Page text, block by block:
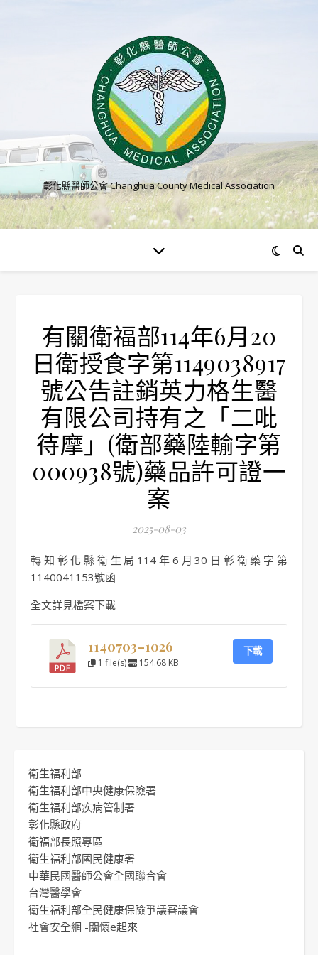
彰化縣醫師公會 Changhua County Medical Association
有關衛福部114年6月20
日衛授食字第1149038917
號公告註銷英力格生醫
有限公司持有之「二吡
待摩」(衛部藥陸輸字第
000938號)藥品許可證一
案
2025-08-03
轉知彰化縣衛生局114年6月30日彰衛藥字第
1140041153號函
全文詳見檔案下載
1140703–1026
1 file(s) 154.68 KB
下載
衛生福利部
衛生福利部中央健康保險署
衛生福利部疾病管制署
彰化縣政府
衛福部長照專區
衛生福利部國民健康署
中華民國醫師公會全國聯合會
台灣醫學會
衛生福利部全民健康保險爭議審議會
社會安全網 -關懷e起來